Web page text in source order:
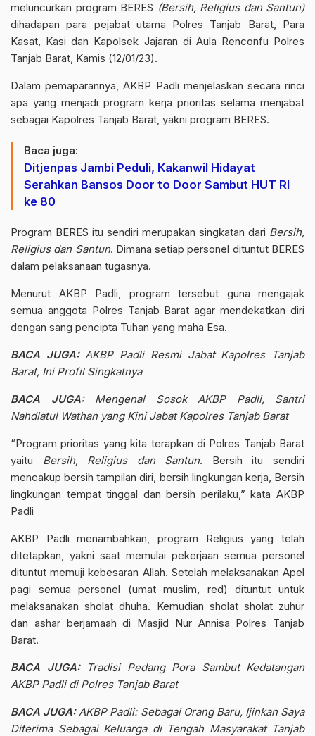
meluncurkan program BERES (Bersih, Religius dan Santun)
dihadapan para pejabat utama Polres Tanjab Barat, Para
Kasat, Kasi dan Kapolsek Jajaran di Aula Renconfu Polres
Tanjab Barat, Kamis (12/01/23).
Dalam pemaparannya,AKBP Padli menjelaskan secara rinci
apa yang menjadi program kerja prioritas selama menjabat
sebagai Kapolres Tanjab Barat, yakni program BERES.
Baca juga:
Ditjenpas Jambi Peduli, Kakanwil Hidayat
Serahkan Bansos Door to Door Sambut HUT RI
ke 80
Program BERES itu sendiri merupakan singkatan dari Bersih,
Religius dan Santun. Dimana setiap personel dituntut BERES
dalam pelaksanaan tugasnya.
Menurut AKBP Padli, program tersebut guna mengajak
semua anggota Polres Tanjab Barat agar mendekatkan diri
dengan sang pencipta Tuhan yang maha Esa.
BACA JUGA: AKBP Padli Resmi Jabat Kapolres Tanjab
Barat, Ini Profil Singkatnya
BACA JUGA:
Mengenal Sosok AKBP Padli, Santri
Nahdlatul Wathan yang Kini Jabat Kapolres Tanjab Barat
“Program prioritas yang kita terapkan di Polres Tanjab Barat
yaitu Bersih, Religius dan Santun. Bersih itu sendiri
mencakup bersih tampilan diri, bersih lingkungan kerja, Bersih
lingkungan tempat tinggal dan bersih perilaku,” kata AKBP
Padli
AKBP Padli menambahkan, program Religius yang telah
ditetapkan, yakni saat memulai pekerjaan semua personel
dituntut memuji kebesaran Allah. Setelah melaksanakan Apel
pagi semua personel (umat muslim, red) dituntut untuk
melaksanakan sholat dhuha. Kemudian sholat sholat zuhur
dan ashar berjamaah di Masjid Nur Annisa Polres Tanjab
Barat.
BACA JUGA:
Tradisi Pedang Pora Sambut Kedatangan
AKBP Padli di Polres Tanjab Barat
BACA JUGA: AKBP Padli: Sebagai Orang Baru, Ijinkan Saya
Diterima Sebagai Keluarga di Tengah Masyarakat Tanjab